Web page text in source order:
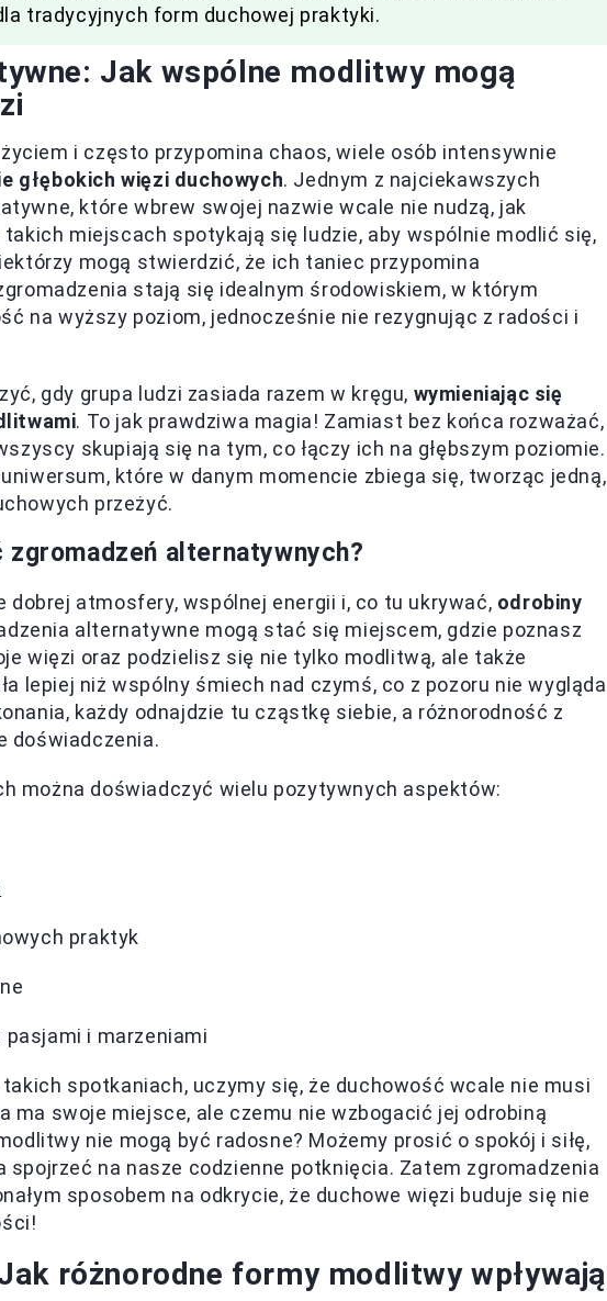
tradycyjnych form duchowej praktyki.
Jak wspólne modlitwy mogą
i często przypomina chaos, wiele osób intensywnie
głębokich więzi duchowych. Jednym z najciekawszych
które wbrew swojej nazwie wcale nie nudzą, jak
takich miejscach spotykają się ludzie, aby wspólnie modlić się,
mogą stwierdzić, że ich taniec przypomina
stają się idealnym środowiskiem, w którym
na wyższy poziom, jednocześnie nie rezygnując z radości i
gdy grupa ludzi zasiada razem w kręgu, wymieniając się
. To jak prawdziwa magia! Zamiast bez końca rozważać,
skupiają się na tym, co łączy ich na głębszym poziomie.
które w danym momencie zbiega się, tworząc jedną,
przeżyć.
alternatywnych?
dobrej atmosfery, wspólnej energii i, co tu ukrywać, odrobiny
alternatywne mogą stać się miejscem, gdzie poznasz
więzi oraz podzielisz się nie tylko modlitwą, ale także
lepiej niż wspólny śmiech nad czymś, co z pozoru nie wygląda
każdy odnajdzie tu cząstkę siebie, a różnorodność z
doświadczenia.
można doświadczyć wielu pozytywnych aspektów:
praktyk
i marzeniami
spotkaniach, uczymy się, że duchowość wcale nie musi
ma swoje miejsce, ale czemu nie wzbogacić jej odrobiną
nie mogą być radosne? Możemy prosić o spokój i siłę,
spojrzeć na nasze codzienne potknięcia. Zatem zgromadzenia
sposobem na odkrycie, że duchowe więzi buduje się nie
różnorodne formy modlitwy wpływają